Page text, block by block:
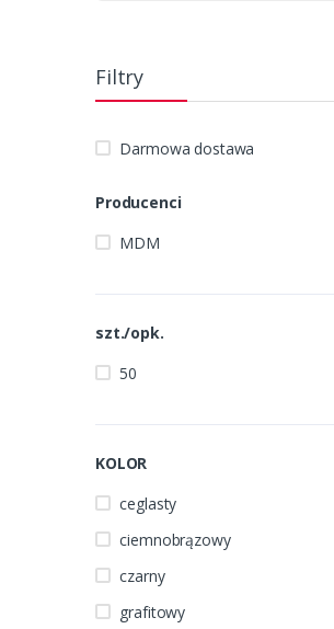
Filtry
Darmowa dostawa
Producenci
MDM
szt./opk.
50
KOLOR
ceglasty
ciemnobrązowy
czarny
grafitowy